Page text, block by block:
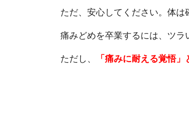
ただ、安心してください。体は
痛みどめを卒業するには、ツ
ただし、 「痛みに耐える覚悟